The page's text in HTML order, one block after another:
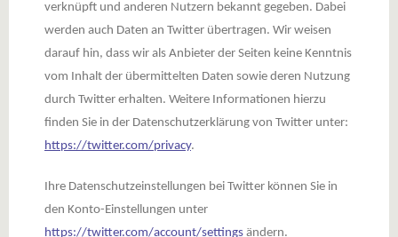
verknüpft und anderen Nutzern bekannt gegeben. Dabei
werden auch Daten an Twitter übertragen. Wir weisen
darauf hin, dass wir als Anbieter der Seiten keine Kenntnis
vom Inhalt der übermittelten Daten sowie deren Nutzung
durch Twitter erhalten. Weitere Informationen hierzu
finden Sie in der Datenschutzerklärung von Twitter unter:
https://twitter.com/privacy.
Ihre Datenschutzeinstellungen bei Twitter können Sie in
den Konto-Einstellungen unter
https://twitter.com/account/settings ändern.